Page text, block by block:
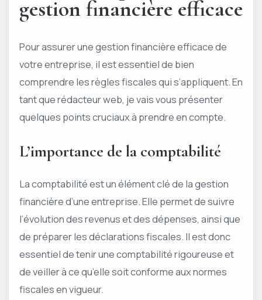
gestion financière efficace
Pour assurer une gestion financière efficace de
votre entreprise, il est essentiel de bien
comprendre les règles fiscales qui s’appliquent. En
tant que rédacteur web, je vais vous présenter
quelques points cruciaux à prendre en compte.
L’importance de la comptabilité
La comptabilité est un élément clé de la gestion
financière d’une entreprise. Elle permet de suivre
l’évolution des revenus et des dépenses, ainsi que
de préparer les déclarations fiscales. Il est donc
essentiel de tenir une comptabilité rigoureuse et
de veiller à ce qu’elle soit conforme aux normes
fiscales en vigueur.